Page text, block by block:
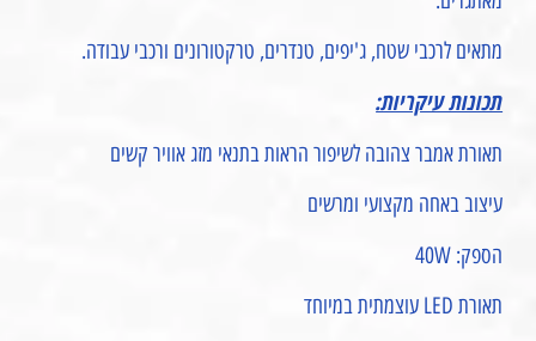
מתאים לרכבי שטח, ג'יפים, טנדרים, טרקטורונים ורכבי עבודה.
תכונות עיקריות:
תאורת אמבר צהובה לשיפור הראות בתנאי מזג אוויר קשים
עיצוב באחה מקצועי ומרשים
הספק: 40W
תאורת LED עוצמתית במיוחד